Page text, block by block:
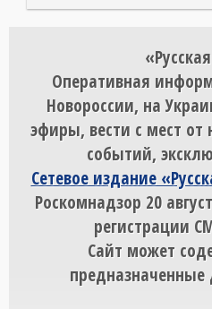
Оперативная
Новороссии, на
эфиры, вести с мест от
событий,
Сетевое издание
Роскомнадзор 20
регистрации
Сайт может